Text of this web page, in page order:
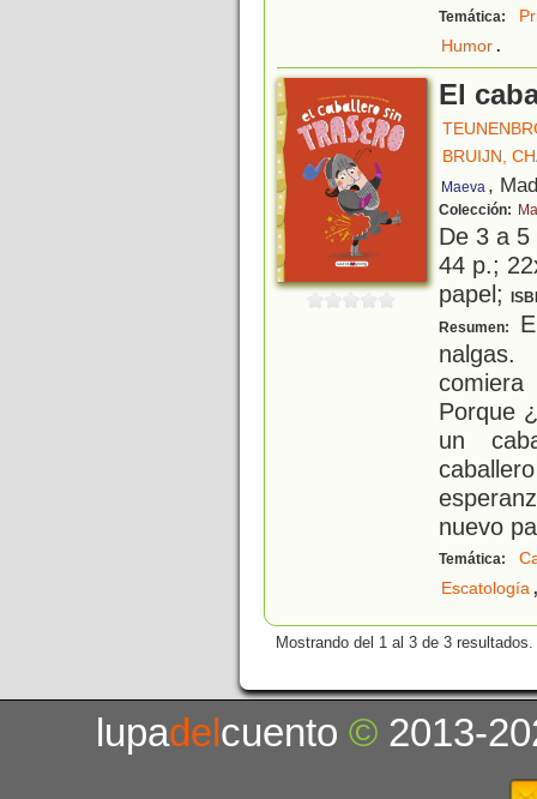
Temática:
Humor.
El
BRUIJN,
Maeva ,
Colección:
De 3 a
44 p.;
papel;
Resumen:
Porque
un
nuevo
Temática:
Escatología
Mostrando del 1 al 3 de 3 resultados.
lupadelcuento© 2013-